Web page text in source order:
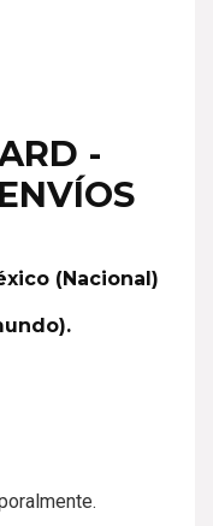
-
(Nacional)